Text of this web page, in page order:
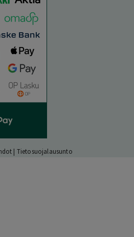
| Tietosuojalausunto